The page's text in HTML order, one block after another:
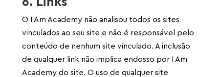
O I Am Academy não analisou todos os sites
vinculados ao seu site e não é responsável pelo
conteúdo de nenhum site vinculado. A inclusão
de qualquer link não implica endosso por I Am
Academy do site. O uso de qualquer site